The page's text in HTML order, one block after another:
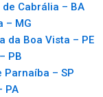
Cabrália – BA
– MG
da Boa Vista – PE
PB
Parnaíba – SP
PA